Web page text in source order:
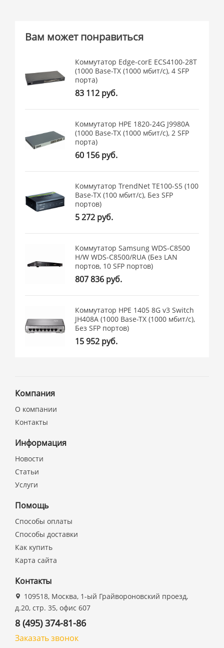
Вам может понравиться
Коммутатор Edge-corE ECS4100-28T
(1000 Base-TX (1000 мбит/с), 4 SFP
порта)
83 112 руб.
Коммутатор HPE 1820-24G J9980A
(1000 Base-TX (1000 мбит/с), 2 SFP
порта)
60 156 руб.
Коммутатор TrendNet TE100-S5 (100
Base-TX (100 мбит/с), Без SFP
портов)
5 272 руб.
Коммутатор Samsung WDS-C8500
H/W WDS-C8500/RUA (Без LAN
портов, 10 SFP портов)
807 836 руб.
Коммутатор HPE 1405 8G v3 Switch
JH408A (1000 Base-TX (1000 мбит/с),
Без SFP портов)
15 952 руб.
Компания
О компании
Контакты
Информация
Новости
Статьи
Услуги
Помощь
Способы оплаты
Способы доставки
Как купить
Карта сайта
Контакты
109518, Москва, 1-ый Грайвороновский проезд,
д.20, стр. 35, офис 607
8 (495) 374-81-86
Заказать звонок